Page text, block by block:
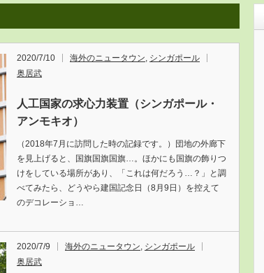
2020/7/10 海外のニュータウン, シンガポール
奥居武
人工国家の求心力装置（シンガポール・
アンモキオ）
（2018年7月に訪問した時の記録です。）団地の外廊下
を見上げると、国旗国旗国旗…。ほかにも国旗の飾りつ
けをしている場所があり、「これは何だろう…？」と調
べてみたら、どうやら建国記念日（8月9日）を控えて
のデコレーショ…
2020/7/9 海外のニュータウン, シンガポール
奥居武